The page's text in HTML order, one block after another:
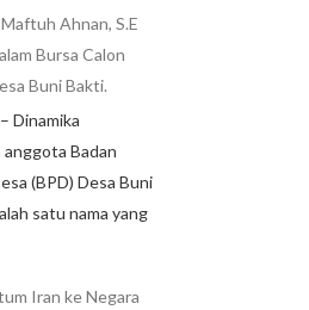
Ahnan, S.E
Bursa Calon
Buni Bakti.
Dinamika
Badan
(BPD) Desa Buni
satu nama yang
Iran ke Negara